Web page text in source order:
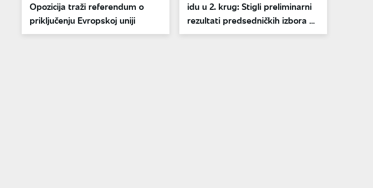
Opozicija traži referendum o
priključenju Evropskoj uniji
idu u 2. krug: Stigli preliminarni
rezultati predsedničkih izbora u
Makedoniji